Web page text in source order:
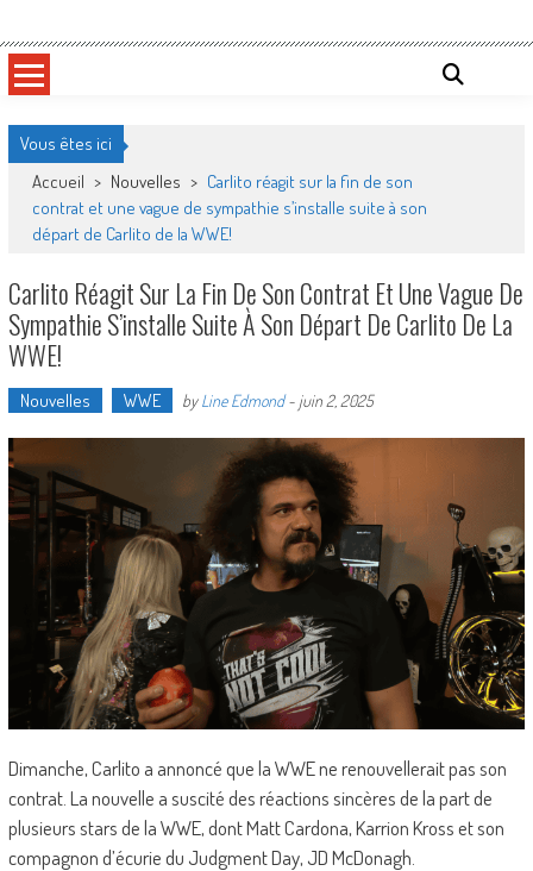
Vous êtes ici
Accueil > Nouvelles > Carlito réagit sur la fin de son
contrat et une vague de sympathie s’installe suite à son
départ de Carlito de la WWE!
Carlito Réagit Sur La Fin De Son Contrat Et Une Vague De
Sympathie S’installe Suite À Son Départ De Carlito De La
WWE!
Nouvelles WWE byLine Edmond- juin 2, 2025
Dimanche, Carlito a annoncé que la WWE ne renouvellerait pas son
contrat. La nouvelle a suscité des réactions sincères de la part de
plusieurs stars de la WWE, dont Matt Cardona, Karrion Kross et son
compagnon d’écurie du Judgment Day, JD McDonagh.